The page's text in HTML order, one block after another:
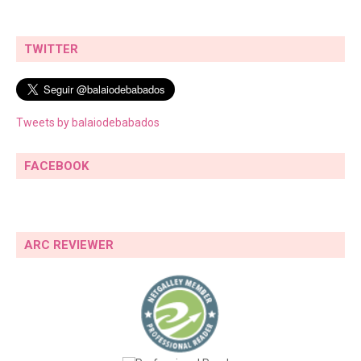
TWITTER
Tweets by balaiodebabados
FACEBOOK
ARC REVIEWER